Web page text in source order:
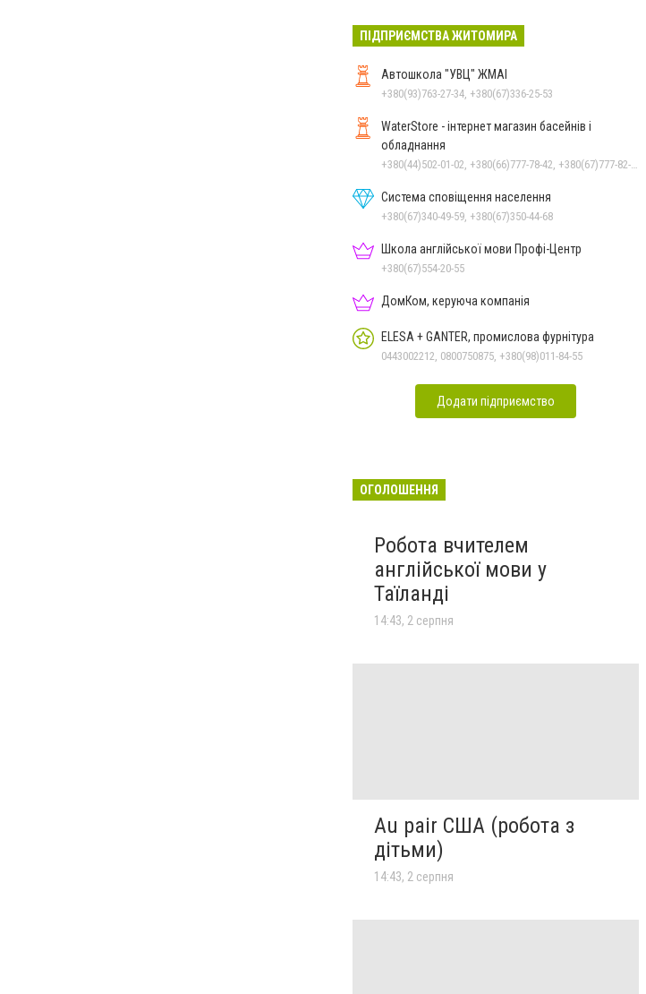
ПІДПРИЄМСТВА ЖИТОМИРА
Автошкола "УВЦ" ЖМАІ
+380(93)763-27-34, +380(67)336-25-53
WaterStore - інтернет магазин басейнів і
обладнання
+380(44)502-01-02, +380(66)777-78-42, +380(67)777-82-19, +380(67)890-80-80, +380(73)890-80-80, +380(44)502-01-03
Система сповіщення населення
+380(67)340-49-59, +380(67)350-44-68
Школа англійської мови Профі-Центр
+380(67)554-20-55
ДомКом, керуюча компанія
ELESA + GANTER, промислова фурнітура
0443002212, 0800750875, +380(98)011-84-55
Додати підприємство
ОГОЛОШЕННЯ
Робота вчителем
англійської мови у
Таїланді
14:43, 2 серпня
Au pair США (робота з
дітьми)
14:43, 2 серпня